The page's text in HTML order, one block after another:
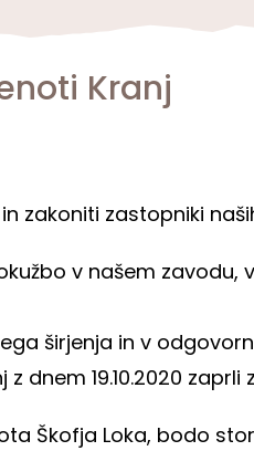
Kranj
zakoniti zastopniki
v našem zavodu,
širjenja in v
19.10.2020 zaprli
Škofja Loka, bodo